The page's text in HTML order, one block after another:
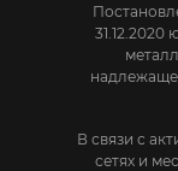
31.12.2020
В связи с
сетях и